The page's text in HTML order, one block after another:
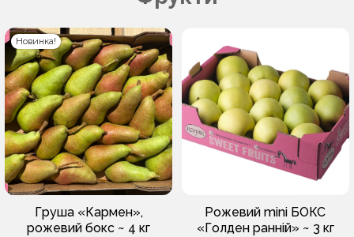
Новинка!
Груша «Кармен»,
рожевий бокс ~ 4 кг
Рожевий mini БОКС
«Голден ранній» ~ 3 кг